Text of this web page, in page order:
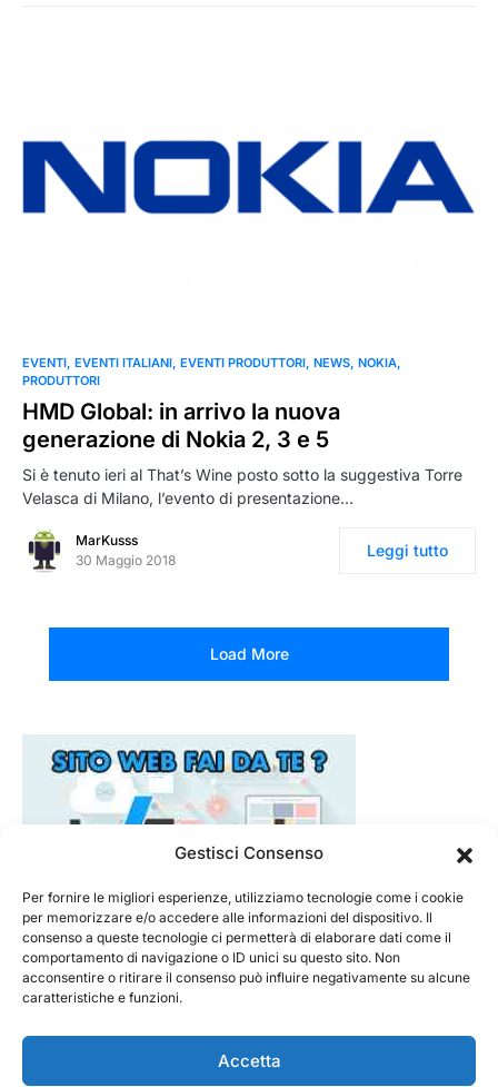
Gestisci Consenso
Per fornire le migliori esperienze, utilizziamo tecnologie come i cookie
per memorizzare e/o accedere alle informazioni del dispositivo. Il
consenso a queste tecnologie ci permetterà di elaborare dati come il
comportamento di navigazione o ID unici su questo sito. Non
acconsentire o ritirare il consenso può influire negativamente su alcune
caratteristiche e funzioni.
Accetta
0
EVENTI EVENTI ITALIANI EVENTI PRODUTTORI NEWS NOKIA
PRODUTTORI
HMD Global: in arrivo la nuova
generazione di Nokia 2, 3 e 5
Si è tenuto ieri al That’s Wine posto sotto la suggestiva Torre
Velasca di Milano, l’evento di presentazione…
MarKusss
30 Maggio 2018
Leggi tutto
Load More